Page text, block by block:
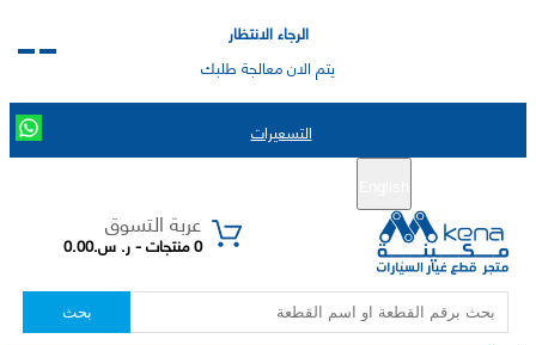
الرجاء الانتظار
يتم الان معالجة طلبك
التسعيرات
عربة التسوق
0 منتجات - ر. س.0.00
بحث